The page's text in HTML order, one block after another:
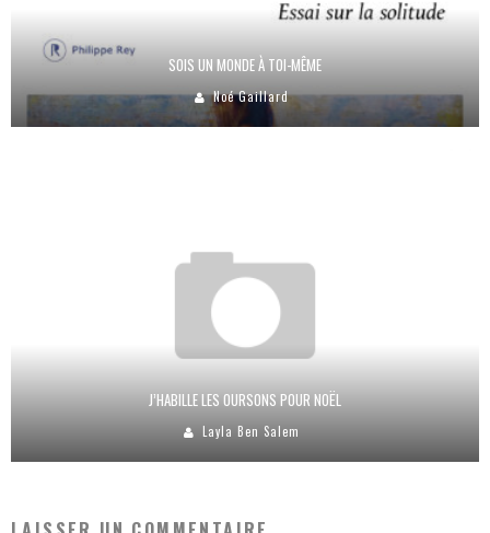
SOIS UN MONDE À TOI-MÊME
Noé Gaillard
J’HABILLE LES OURSONS POUR NOËL
Layla Ben Salem